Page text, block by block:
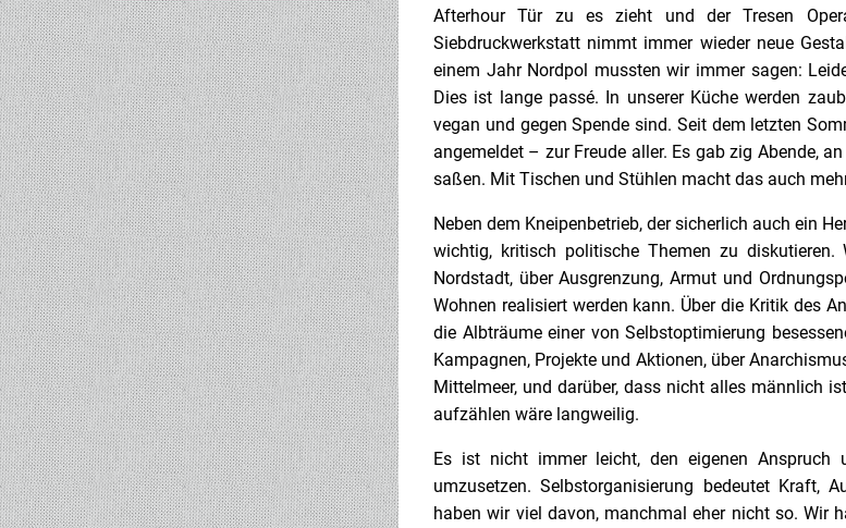
Afterhour Tür zu es zieht und der Tresen
Siebdruckwerkstatt nimmt immer wieder neue
einem Jahr Nordpol mussten wir immer sagen:
Dies ist lange passé. In unserer Küche werden
vegan und gegen Spende sind. Seit dem letzten
angemeldet – zur Freude aller. Es gab zig Abende,
saßen. Mit Tischen und Stühlen macht das auch
Neben dem Kneipenbetrieb, der sicherlich auch ein
wichtig, kritisch politische Themen zu diskutieren.
Nordstadt, über Ausgrenzung, Armut und
Wohnen realisiert werden kann. Über die Kritik des
die Albträume einer von Selbstoptimierung
Kampagnen, Projekte und Aktionen, über
Mittelmeer, und darüber, dass nicht alles männlich
aufzählen wäre langweilig.
Es ist nicht immer leicht, den eigenen Anspruch
umzusetzen. Selbstorganisierung bedeutet Kraft,
haben wir viel davon, manchmal eher nicht so. Wir